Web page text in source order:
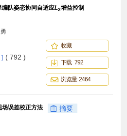
队姿态协同自适应L2增益控制
( 792 )
收藏
下载 792
浏览量 2464
场误差校正方法 摘要